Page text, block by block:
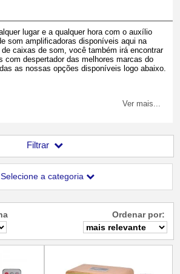
lugar e a qualquer hora com o auxílio
som amplificadoras disponíveis aqui na
de caixas de som, você também irá encontrar
com despertador das melhores marcas do
as nossas opções disponíveis logo abaixo.
Ver mais...
Filtrar
Selecione a categoria
Ordenar por: